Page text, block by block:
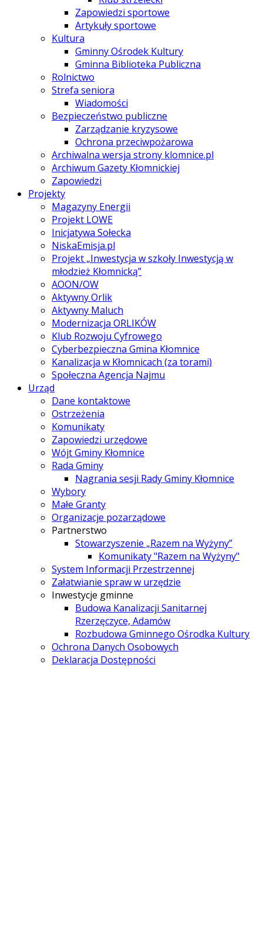
Zapowiedzi sportowe
Artykuły sportowe
Kultura
Gminny Ośrodek Kultury
Gminna Biblioteka Publiczna
Rolnictwo
Strefa seniora
Wiadomości
Bezpieczeństwo publiczne
Zarządzanie kryzysowe
Ochrona przeciwpożarowa
Archiwalna wersja strony klomnice.pl
Archiwum Gazety Kłomnickiej
Zapowiedzi
Projekty
Magazyny Energii
Projekt LOWE
Inicjatywa Sołecka
NiskaEmisja.pl
Projekt „Inwestycja w szkoły Inwestycją w
młodzież Kłomnicką”
AOON/OW
Aktywny Orlik
Aktywny Maluch
Modernizacja ORLIKÓW
Klub Rozwoju Cyfrowego
Cyberbezpieczna Gmina Kłomnice
Kanalizacja w Kłomnicach (za torami)
Społeczna Agencja Najmu
Urząd
Dane kontaktowe
Ostrzeżenia
Komunikaty
Zapowiedzi urzędowe
Wójt Gminy Kłomnice
Rada Gminy
Nagrania sesji Rady Gminy Kłomnice
Wybory
Małe Granty
Organizacje pozarządowe
Partnerstwo
Stowarzyszenie „Razem na Wyżyny”
Komunikaty "Razem na Wyżyny"
System Informacji Przestrzennej
Załatwianie spraw w urzędzie
Inwestycje gminne
Budowa Kanalizacji Sanitarnej
Rzerzęczyce, Adamów
Rozbudowa Gminnego Ośrodka Kultury
Ochrona Danych Osobowych
Deklaracja Dostępności